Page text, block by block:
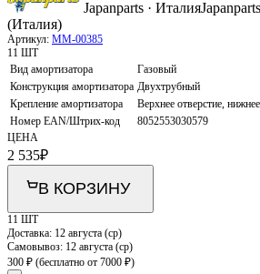
Japanparts · Италия
(Италия)
Артикул: MM-00385
11 ШТ
Вид амортизатора
Газовый
Конструкция амортизатора Двухтрубный
Крепление амортизатора
Верхнее отверстие,
Номер EAN/Штрих-код
8052553030579
ЦЕНА
2 535₽
В КОРЗИНУ
11 ШТ
Доставка: 12 августа (ср)
Самовывоз: 12 августа (ср)
300 ₽ (бесплатно от 7000 ₽)